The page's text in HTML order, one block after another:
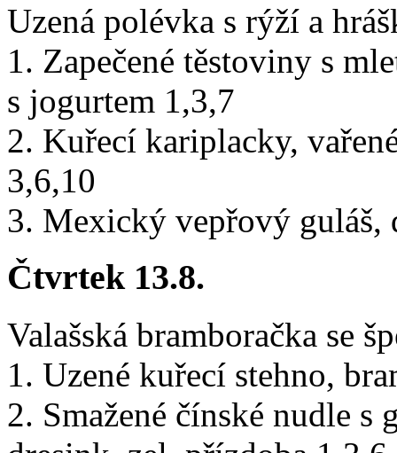
Uzená polévka s rýží a
1. Zapečené těstoviny s
s jogurtem 1,3,7
2. Kuřecí kariplacky,
3,6,10
3. Mexický vepřový guláš,
Čtvrtek 13.8.
Valašská bramboračka se
1. Uzené kuřecí stehno,
2. Smažené čínské nudle